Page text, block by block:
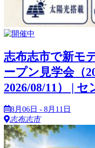
志布志市で新モ
ープン見学会（
2026/08/11） |
8月06日 - 8月11日
志布志市